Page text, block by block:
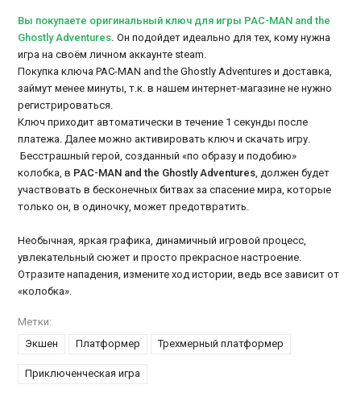
Вы покупаете оригинальный ключ для игры PAC-MAN and the
Ghostly Adventures. Он подойдет идеально для тех, кому нужна
игра на своём личном аккаунте steam.
Покупка ключа PAC-MAN and the Ghostly Adventures и доставка,
займут менее минуты, т.к. в нашем интернет-магазине не нужно
регистрироваться.
Ключ приходит автоматически в течение 1 секунды после
платежа. Далее можно активировать ключ и скачать игру.
Бесстрашный герой, созданный «по образу и подобию»
колобка, в PAC-MAN and the Ghostly Adventures, должен будет
участвовать в бесконечных битвах за спасение мира, которые
только он, в одиночку, может предотвратить.
Необычная, яркая графика, динамичный игровой процесс,
увлекательный сюжет и просто прекрасное настроение.
Отразите нападения, измените ход истории, ведь все зависит от
«колобка».
Метки:
Экшен
Платформер Трехмерный платформер
Приключенческая игра